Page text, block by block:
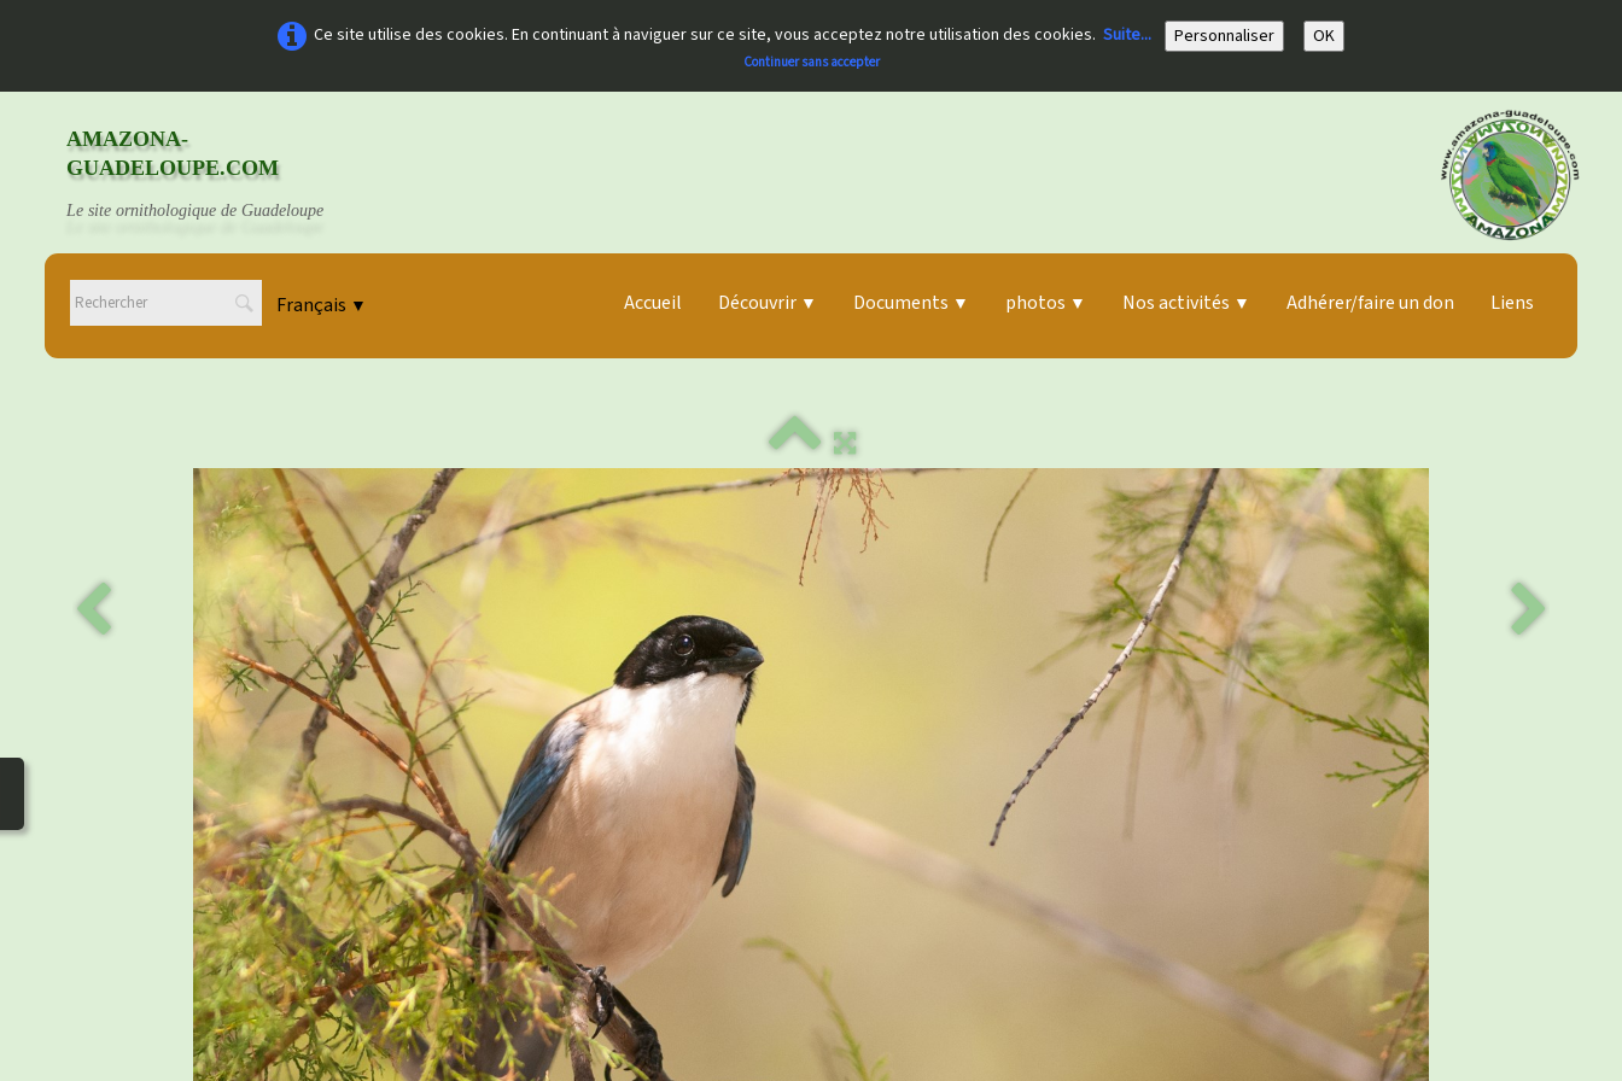
Ce site utilise des cookies. En continuant à naviguer sur ce site, vous acceptez notre utilisation des cookies. Suite... Personnaliser OK
Continuer sans accepter
AMAZONA-
GUADELOUPE.COM
Le site ornithologique de Guadeloupe
Français ▼ Accueil Découvrir ▼ Documents ▼ photos ▼ Nos activités ▼ Adhérer/faire un don Liens